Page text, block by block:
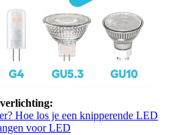
Hoe los je een knipperende LED
voor LED